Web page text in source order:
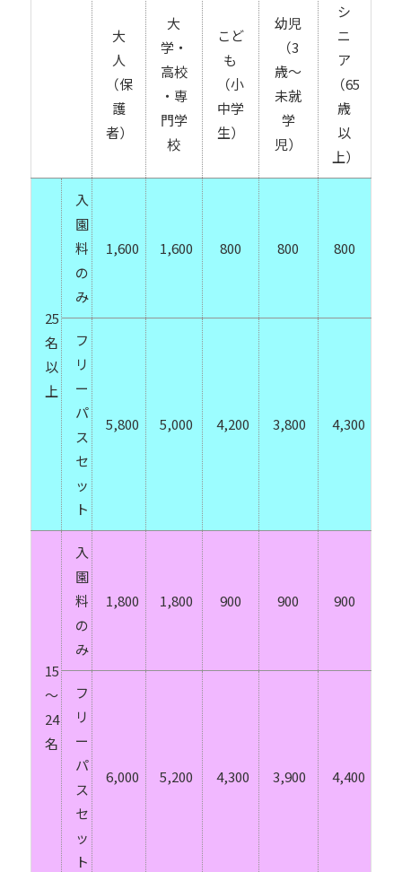
大
人
（保
護
者）
大
学・
高校
・専
門学
校
こど
も
（小
中学
生）
幼児
（3
歳～
未就
学
児）
シ
ニ
ア
（65
歳
以
上）
25
名
以
上
入
園
料
の
み
1,600 1,600 800 800 800
フ
リ
ー
パ
ス
セ
ッ
ト
5,800 5,000 4,200 3,800 4,300
15
～
24
名
入
園
料
の
み
1,800 1,800 900 900 900
フ
リ
ー
パ
ス
セ
ッ
ト
6,000 5,200 4,300 3,900 4,400